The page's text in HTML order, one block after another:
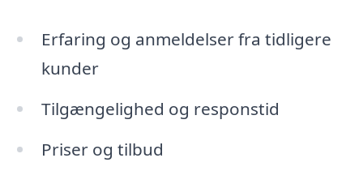
Erfaring og anmeldelser fra tidligere
kunder
Tilgængelighed og responstid
Priser og tilbud